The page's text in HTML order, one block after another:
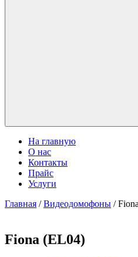
На главную
О нас
Контакты
Прайс
Услуги
Главная /Видеодомофоны /
Fiona (EL04)